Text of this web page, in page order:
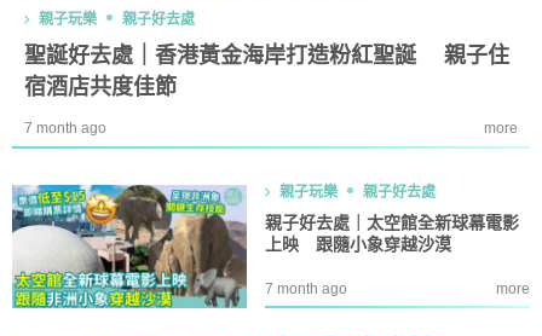
親子玩樂 親子好去處
聖誕好去處｜香港黃金海岸打造粉紅聖誕 親子住
宿酒店共度佳節
7 month ago more
親子玩樂 親子好去處
親子好去處｜太空館全新球幕電影
上映 跟隨小象穿越沙漠
7 month ago more